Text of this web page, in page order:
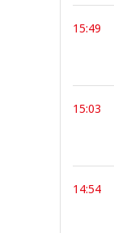
15:49
15:03
14:54